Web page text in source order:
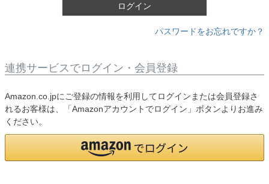
ログイン
パスワードをお忘れですか？
連携サービスでログイン・会員登録
Amazon.co.jpにご登録の情報を利用してログインまたは会員登録さ
れるお客様は、「Amazonアカウントでログイン」ボタンよりお進み
ください。